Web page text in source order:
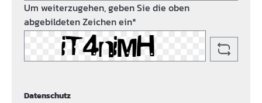
Um weiterzugehen, geben Sie die oben
abgebildeten Zeichen ein*
Datenschutz